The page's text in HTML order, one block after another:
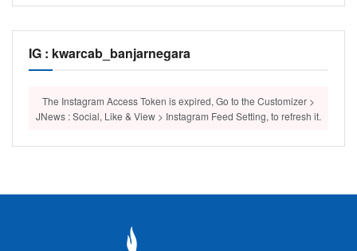
IG : kwarcab_banjarnegara
The Instagram Access Token is expired, Go to the Customizer >
JNews : Social, Like & View > Instagram Feed Setting, to refresh it.